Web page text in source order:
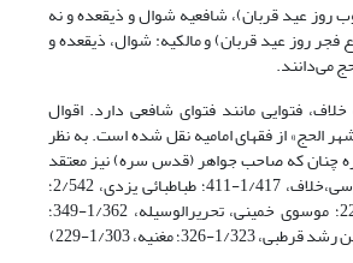
روز عید قربان)، شافعیه شوال و ذیقعده و نه
فجر روز عید قربان) و مالکیه: شوال، ذیقعده و
می‌دانند.
فتوایی مانند فتوای شافعی دارد. اقوال
الحج» از فقهای امامیه نقل شده است. به نظر
چنان که صاحب جواهر (قدس سره) نیز معتقد
است، لفظی است. (طوسی،خلاف، 1/417-411؛ طباطبائی یزدی، 2/542؛
محقق حلی، 1/229-224؛ موسوی خمینی، تحریرالوسیله، 1/362-349؛